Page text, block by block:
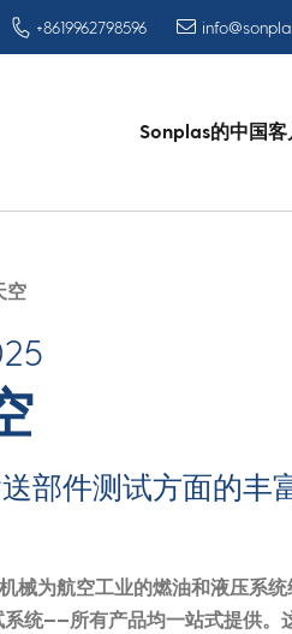
+8619962798596
Skip
Sonplas的中国客
空
部件测试方面的丰
械为航空工业的燃油和液压系
统——所有产品均一站式提供。